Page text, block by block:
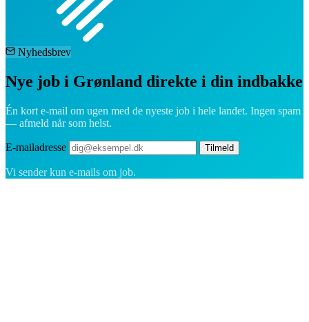
Nyhedsbrev
Nye job i Grønland direkte i din indbakke
Én kort e-mail om ugen med de nyeste job i hele landet. Ingen spam
— afmeld når som helst.
E-mailadresse Tilmeld
Vi sender kun e-mails om job.